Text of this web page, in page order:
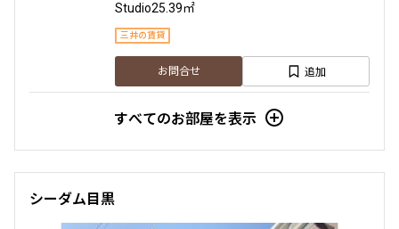
Studio25.39㎡
三井の賃貸
お問合せ 追加
すべてのお部屋を表示
シーダム目黒